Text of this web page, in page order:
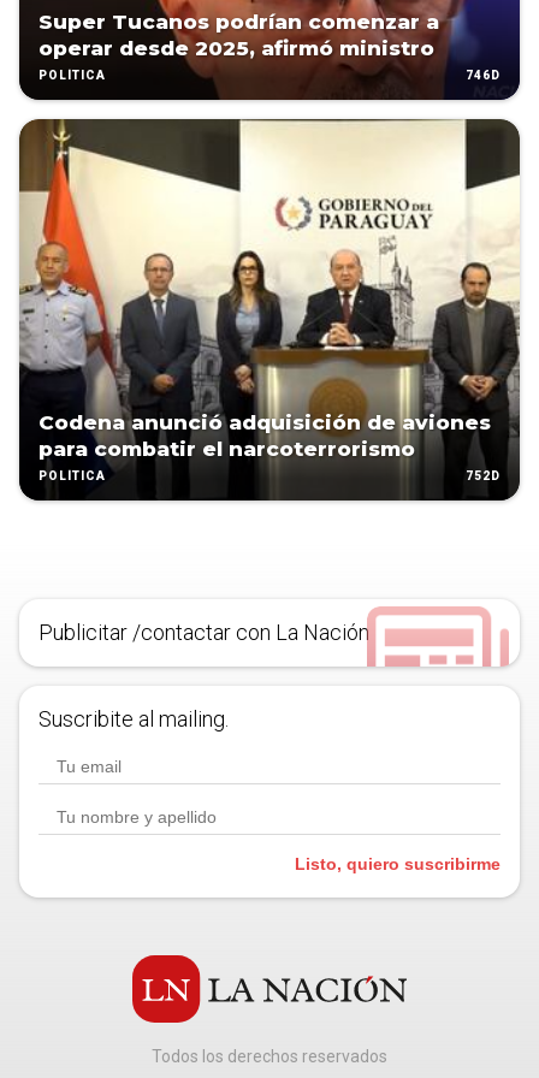
Super Tucanos podrían comenzar a
operar desde 2025, afirmó ministro
POLÍTICA 746D
Codena anunció adquisición de aviones
para combatir el narcoterrorismo
POLÍTICA 752D
Publicitar /contactar con La Nación
Suscribite al mailing.
Listo, quiero suscribirme
Todos los derechos reservados